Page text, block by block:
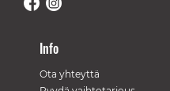
Info
Ota yhteyttä